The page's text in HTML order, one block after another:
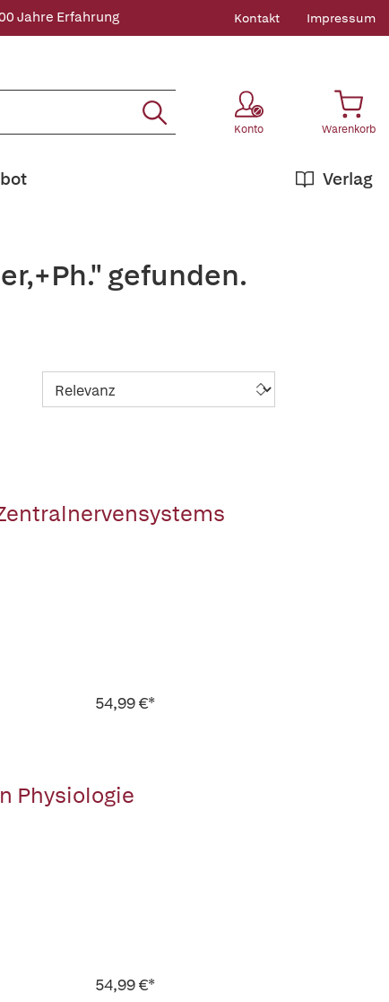
Jahre Erfahrung Kontakt Impressum
Konto Warenkorb
Verlag
gefunden.
54,99 €*
Physiologie
54,99 €*